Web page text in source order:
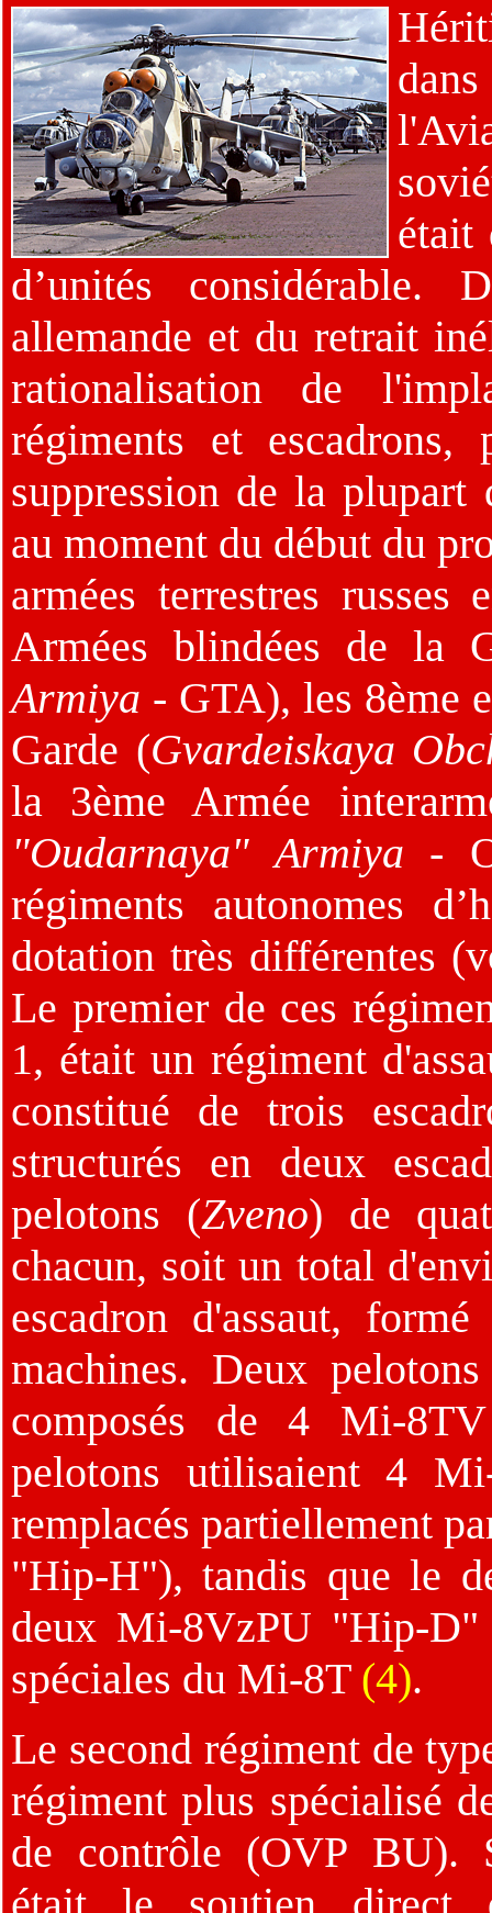
était
d’unités
allemande et du retrait
rationalisation de
régiments et
suppression de la plupart
au moment du début du
armées terrestres
Armées blindées de la
Armiya - GTA), les 8ème
Garde (Gvardeiskaya
la 3ème Armée
"Oudarnaya" Armiya -
régiments autonomes
dotation très différentes
Le premier de ces
1, était un régiment
constitué de trois
structurés en deux
pelotons (Zveno) de
chacun, soit un total
escadron d'assaut,
machines. Deux
composés de 4 Mi-
pelotons utilisaient 4
remplacés partiellement
"Hip-H"), tandis que le
deux Mi-8VzPU "Hip-D"
spéciales du Mi-8T (4).
Le second régiment de
régiment plus spécialisé
de contrôle (OVP BU).